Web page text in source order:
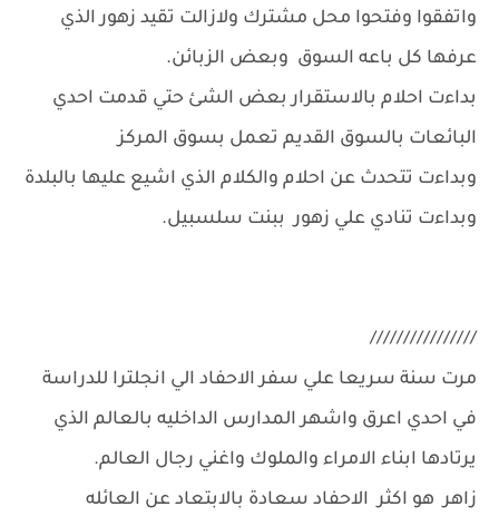
واتفقوا وفتحوا محل مشترك ولازالت تقيد زهور الذي
عرفها كل باعه السوق وبعض الزبائن.
بداءت احلام بالاستقرار بعض الشئ حتي قدمت احدي
البائعات بالسوق القديم تعمل بسوق المركز
وبداءت تتحدث عن احلام والكلام الذي اشيع عليها بالبلدة
وبداءت تنادي علي زهور ببنت سلسبيل.
////////////////
مرت سنة سريعا علي سفر الاحفاد الي انجلترا للدراسة
في احدي اعرق واشهر المدارس الداخليه بالعالم الذي
يرتادها ابناء الامراء والملوك واغني رجال العالم.
زاهر هو اكثر الاحفاد سعادة بالابتعاد عن العائله